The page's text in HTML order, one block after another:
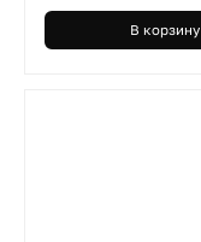
В корзину